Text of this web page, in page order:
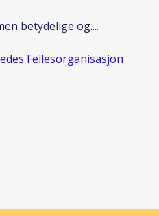
betydelige og....
Fellesorganisasjon